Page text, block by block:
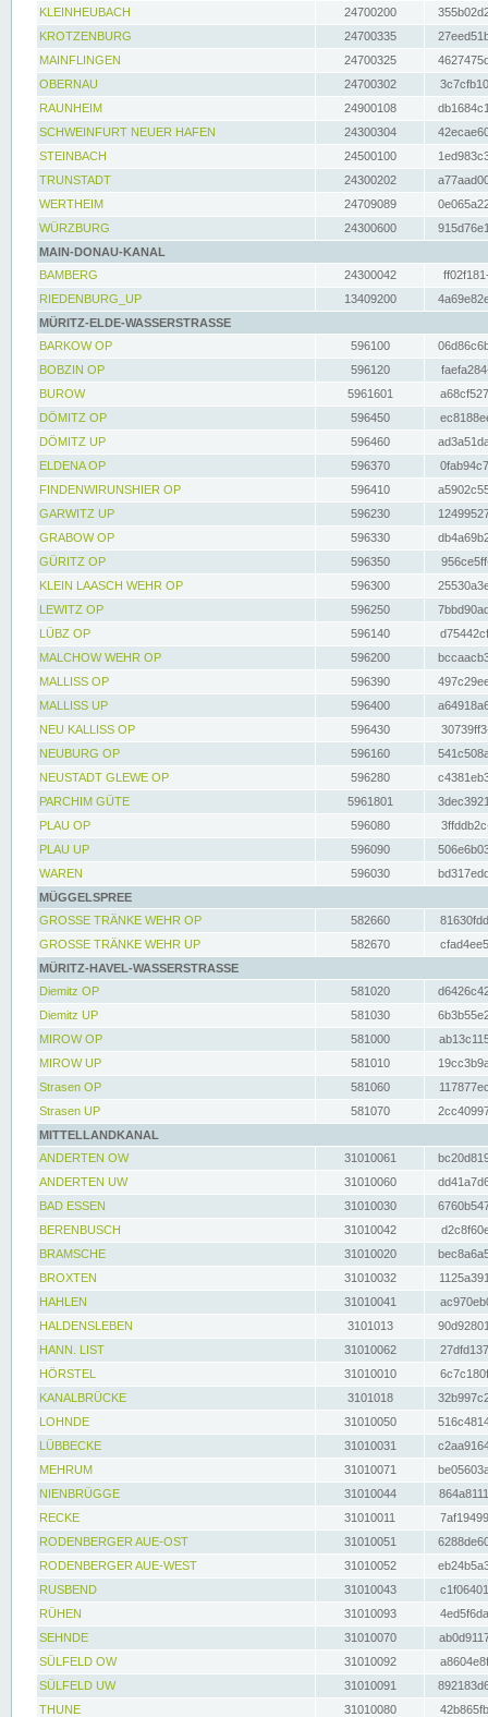
KLEINHEUBACH 24700200
KROTZENBURG
24700335
MAINFLINGEN
24700325
OBERNAU
24700302
RAUNHEIM
24900108
SCHWEINFURT NEUER HAFEN
24300304
STEINBACH
24500100
TRUNSTADT
24300202
WERTHEIM
24709089
WÜRZBURG
24300600
MAIN-DONAU-KANAL
BAMBERG
24300042
RIEDENBURG_UP
13409200
MÜRITZ-ELDE-WASSERSTRASSE
BARKOW OP
596100
BOBZIN OP
596120
BUROW
5961601
DÖMITZ OP
596450
DÖMITZ UP
596460
ELDENA OP
596370
FINDENWIRUNSHIER OP
596410
GARWITZ UP
596230
GRABOW OP
596330
GÜRITZ OP
596350
KLEIN LAASCH WEHR OP
596300
LEWITZ OP
596250
LÜBZ OP
596140
MALCHOW WEHR OP
596200
MALLISS OP
596390
MALLISS UP
596400
NEU KALLISS OP
596430
NEUBURG OP
596160
NEUSTADT GLEWE OP
596280
PARCHIM GÜTE
5961801
PLAU OP
596080
PLAU UP
596090
WAREN
596030
MÜGGELSPREE
GROSSE TRÄNKE WEHR OP
582660
GROSSE TRÄNKE WEHR UP
582670
MÜRITZ-HAVEL-WASSERSTRASSE
Diemitz OP
581020
Diemitz UP
581030
MIROW OP
581000
MIROW UP
581010
Strasen OP
581060
Strasen UP
581070
MITTELLANDKANAL
ANDERTEN OW
31010061
ANDERTEN UW
31010060
BAD ESSEN
31010030
BERENBUSCH
31010042
BRAMSCHE
31010020
BROXTEN
31010032
HAHLEN
31010041
HALDENSLEBEN
3101013
HANN. LIST
31010062
HÖRSTEL
31010010
KANALBRÜCKE
3101018
LOHNDE
31010050
LÜBBECKE
31010031
MEHRUM
31010071
NIENBRÜGGE
31010044
RECKE
31010011
RODENBERGER AUE-OST
31010051
RODENBERGER AUE-WEST
31010052
RUSBEND
31010043
RÜHEN
31010093
SEHNDE
31010070
SÜLFELD OW
31010092
SÜLFELD UW
31010091
THUNE
31010080